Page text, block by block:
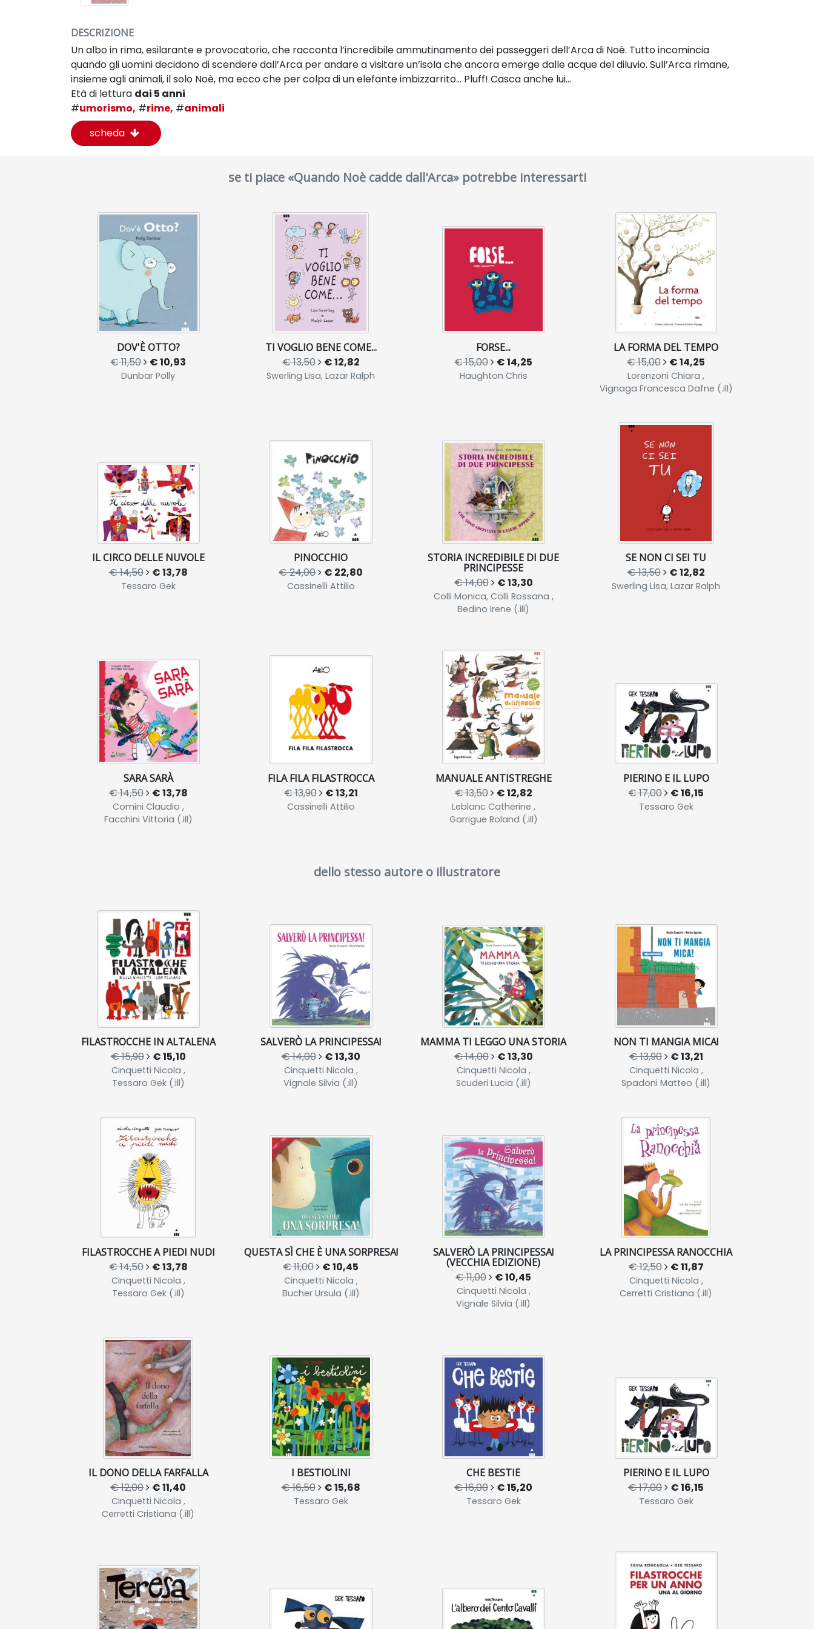
DESCRIZIONE
Un albo in rima, esilarante e provocatorio, che racconta l’incredibile ammutinamento dei passeggeri dell’Arca di Noè. Tutto incomincia
quando gli uomini decidono di scendere dall’Arca per andare a visitare un’isola che ancora emerge dalle acque del diluvio. Sull’Arca rimane,
insieme agli animali, il solo Noè, ma ecco che per colpa di un elefante imbizzarrito… Pluff! Casca anche lui...
Età di lettura dai 5 anni
#umorismo, #rime, #animali
scheda
se ti piace «Quando Noè cadde dall'Arca» potrebbe interessarti
DOV'È OTTO?
€ 11,50 € 10,93
Dunbar Polly
TI VOGLIO BENE COME...
€ 13,50 € 12,82
Swerling Lisa, Lazar Ralph
FORSE...
€ 15,00 € 14,25
Haughton Chris
LA FORMA DEL TEMPO
€ 15,00 € 14,25
Lorenzoni Chiara ,
Vignaga Francesca Dafne (.ill)
IL CIRCO DELLE NUVOLE
€ 14,50 € 13,78
Tessaro Gek
PINOCCHIO
€ 24,00 € 22,80
Cassinelli Attilio
STORIA INCREDIBILE DI DUE
PRINCIPESSE
€ 14,00 € 13,30
Colli Monica, Colli Rossana ,
Bedino Irene (.ill)
SE NON CI SEI TU
€ 13,50 € 12,82
Swerling Lisa, Lazar Ralph
SARA SARÀ
€ 14,50 € 13,78
Comini Claudio ,
Facchini Vittoria (.ill)
FILA FILA FILASTROCCA
€ 13,90 € 13,21
Cassinelli Attilio
MANUALE ANTISTREGHE
€ 13,50 € 12,82
Leblanc Catherine ,
Garrigue Roland (.ill)
PIERINO E IL LUPO
€ 17,00 € 16,15
Tessaro Gek
dello stesso autore o illustratore
FILASTROCCHE IN ALTALENA
€ 15,90 € 15,10
Cinquetti Nicola ,
Tessaro Gek (.ill)
SALVERÒ LA PRINCIPESSA!
€ 14,00 € 13,30
Cinquetti Nicola ,
Vignale Silvia (.ill)
MAMMA TI LEGGO UNA STORIA
€ 14,00 € 13,30
Cinquetti Nicola ,
Scuderi Lucia (.ill)
NON TI MANGIA MICA!
€ 13,90 € 13,21
Cinquetti Nicola ,
Spadoni Matteo (.ill)
FILASTROCCHE A PIEDI NUDI
€ 14,50 € 13,78
Cinquetti Nicola ,
Tessaro Gek (.ill)
QUESTA SÌ CHE È UNA SORPRESA!
€ 11,00 € 10,45
Cinquetti Nicola ,
Bucher Ursula (.ill)
SALVERÒ LA PRINCIPESSA!
(VECCHIA EDIZIONE)
€ 11,00 € 10,45
Cinquetti Nicola ,
Vignale Silvia (.ill)
LA PRINCIPESSA RANOCCHIA
€ 12,50 € 11,87
Cinquetti Nicola ,
Cerretti Cristiana (.ill)
IL DONO DELLA FARFALLA
€ 12,00 € 11,40
Cinquetti Nicola ,
Cerretti Cristiana (.ill)
I BESTIOLINI
€ 16,50 € 15,68
Tessaro Gek
CHE BESTIE
€ 16,00 € 15,20
Tessaro Gek
PIERINO E IL LUPO
€ 17,00 € 16,15
Tessaro Gek